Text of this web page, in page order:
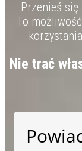
Przenieś
To
Nie trać